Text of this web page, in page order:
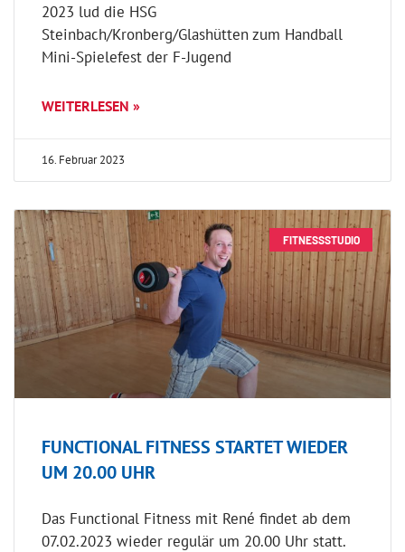
2023 lud die HSG
Steinbach/Kronberg/Glashütten zum Handball
Mini-Spielefest der F-Jugend
WEITERLESEN »
16. Februar 2023
FITNESSSTUDIO
FUNCTIONAL FITNESS STARTET WIEDER
UM 20.00 UHR
Das Functional Fitness mit René findet ab dem
07.02.2023 wieder regulär um 20.00 Uhr statt.